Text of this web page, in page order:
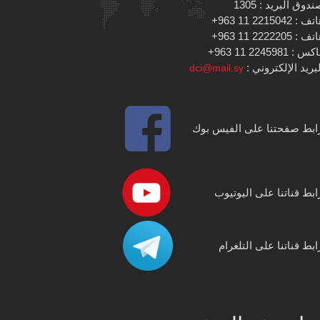
البريد : 1305
: 2215042 11 963+
: 2222205 11 963+
: 2245981 11 963+
الإلكتروني : dci@mail.sy
صفحتنا على الفيس بوك
قناتنا على اليوتيوب
قناتنا على التلغرام